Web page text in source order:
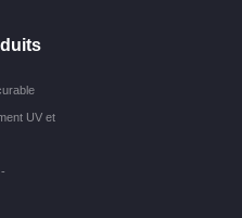
UV et